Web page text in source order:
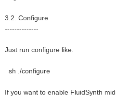
3.2. Configure
--------------
Just run configure like:
sh ./configure
If you want to enable FluidSynth